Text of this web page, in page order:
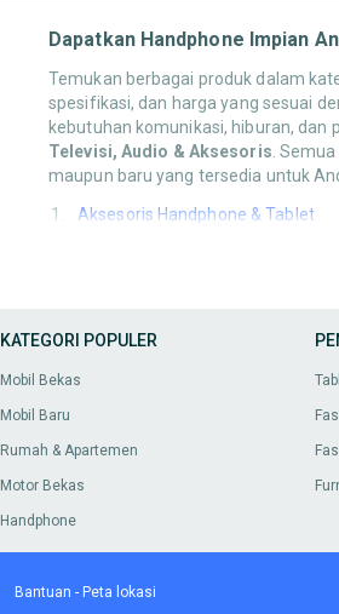
Dapatkan Handphone Impian
Temukan berbagai produk dalam
spesifikasi, dan harga yang sesuai
kebutuhan komunikasi, hiburan, dan
Televisi, Audio & Aksesoris .
maupun baru yang tersedia untuk
Aksesoris Handphone & Tablet
mendukung hobi atau
Games & Console
dan sesuai dengan kesukaan Anda
Komputer & Laptop
KATEGORI POPULER
Mobil Bekas
Mobil Baru
Rumah & Apartemen
Motor Bekas
Handphone
Bantuan - Peta lokasi